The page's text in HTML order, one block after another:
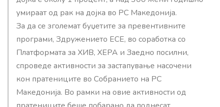
умираат од рак на дојка во РС Македонија.
За да се зголемат буџетите за превентивните
програми, Здружението ЕСЕ, во соработка со
Платформата за ХИВ, ХЕРА и Заедно посилни,
спроведе активности за застапување насочени
кон пратениците во Собранието на РС
Македонија. Во рамки на овие активности од